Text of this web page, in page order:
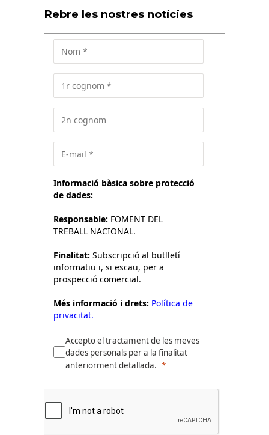
Rebre les nostres notícies
Informació bàsica sobre protecció
de dades:
Responsable: FOMENT DEL
TREBALL NACIONAL.
Finalitat: Subscripció al butlletí
informatiu i, si escau, per a
prospecció comercial.
Més informació i drets: Política de
privacitat.
Accepto el tractament de les meves
dades personals per a la finalitat
anteriorment detallada.